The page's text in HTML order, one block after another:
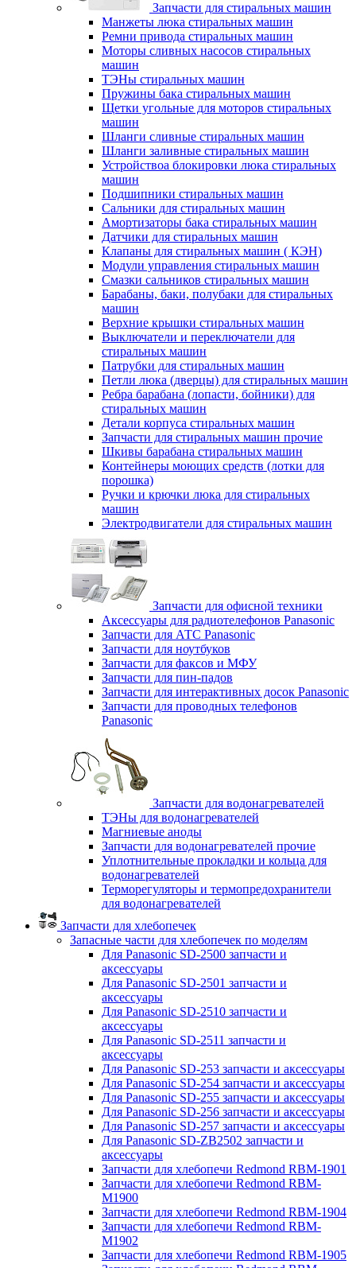
Запчасти для стиральных машин
Манжеты люка стиральных машин
Ремни привода стиральных машин
Моторы сливных насосов стиральных
машин
ТЭНы стиральных машин
Пружины бака стиральных машин
Щетки угольные для моторов стиральных
машин
Шланги сливные стиральных машин
Шланги заливные стиральных машин
Устройствоа блокировки люка стиральных
машин
Подшипники стиральных машин
Сальники для стиральных машин
Амортизаторы бака стиральных машин
Датчики для стиральных машин
Клапаны для стиральных машин ( КЭН)
Модули управления стиральных машин
Смазки сальников стиральных машин
Барабаны, баки, полубаки для стиральных
машин
Верхние крышки стиральных машин
Выключатели и переключатели для
стиральных машин
Патрубки для стиральных машин
Петли люка (дверцы) для стиральных машин
Ребра барабана (лопасти, бойники) для
стиральных машин
Детали корпуса стиральных машин
Запчасти для стиральных машин прочие
Шкивы барабана стиральных машин
Контейнеры моющих средств (лотки для
порошка)
Ручки и крючки люка для стиральных
машин
Электродвигатели для стиральных машин
Запчасти для офисной техники
Аксессуары для радиотелефонов Panasonic
Запчасти для АТС Panasonic
Запчасти для ноутбуков
Запчасти для факсов и МФУ
Запчасти для пин-падов
Запчасти для интерактивных досок Panasonic
Запчасти для проводных телефонов
Panasonic
Запчасти для водонагревателей
ТЭНы для водонагревателей
Магниевые аноды
Запчасти для водонагревателей прочие
Уплотнительные прокладки и кольца для
водонагревателей
Терморегуляторы и термопредохранители
для водонагревателей
Запчасти для хлебопечек
Запасные части для хлебопечек по моделям
Для Panasonic SD-2500 запчасти и
аксессуары
Для Panasonic SD-2501 запчасти и
аксессуары
Для Panasonic SD-2510 запчасти и
аксессуары
Для Panasonic SD-2511 запчасти и
аксессуары
Для Panasonic SD-253 запчасти и аксессуары
Для Panasonic SD-254 запчасти и аксессуары
Для Panasonic SD-255 запчасти и аксессуары
Для Panasonic SD-256 запчасти и аксессуары
Для Panasonic SD-257 запчасти и аксессуары
Для Panasonic SD-ZB2502 запчасти и
аксессуары
Запчасти для хлебопечи Redmond RBM-1901
Запчасти для хлебопечи Redmond RBM-
M1900
Запчасти для хлебопечи Redmond RBM-1904
Запчасти для хлебопечи Redmond RBM-
M1902
Запчасти для хлебопечи Redmond RBM-1905